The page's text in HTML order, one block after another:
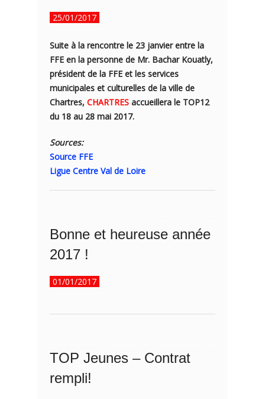
25/01/2017
Suite à la rencontre le 23 janvier entre la
FFE en la personne de Mr. Bachar Kouatly,
président de la FFE et les services
municipales et culturelles de la ville de
Chartres, CHARTRES accueillera le TOP12
du 18 au 28 mai 2017.
Sources:
Source FFE
Ligue Centre Val de Loire
Bonne et heureuse année
2017 !
01/01/2017
TOP Jeunes – Contrat
rempli!